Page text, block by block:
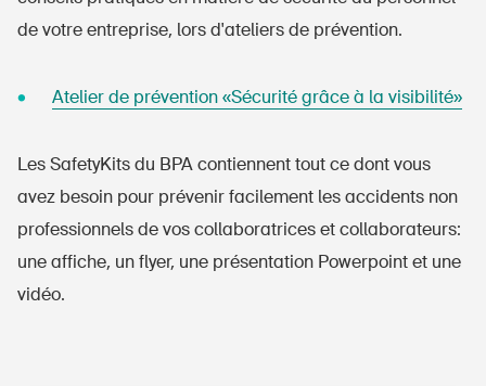
de votre entreprise, lors d'ateliers de prévention.
Atelier de prévention «Sécurité grâce à la visibilité»
Les SafetyKits du BPA contiennent tout ce dont vous
avez besoin pour prévenir facilement les accidents non
professionnels de vos collaboratrices et collaborateurs:
une affiche, un flyer, une présentation Powerpoint et une
vidéo.